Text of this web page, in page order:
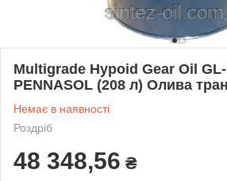
Multigrade Hypoid Gear Oil
PENNASOL (208 л) Олива
Немає в наявності
Роздріб
48 348,56 ₴